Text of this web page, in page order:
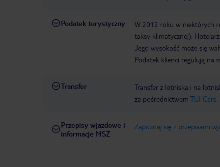
Podatek turystyczny
W 2012 roku w niektórych
taksy klimatycznej).
Jego wysokość może się
Podatek klienci regulują na
Transfer
Transfer z lotniska i na
za pośrednictwem TUI Cars.
Przepisy wjazdowe i
informacje MSZ
Zapoznaj się z przepisami